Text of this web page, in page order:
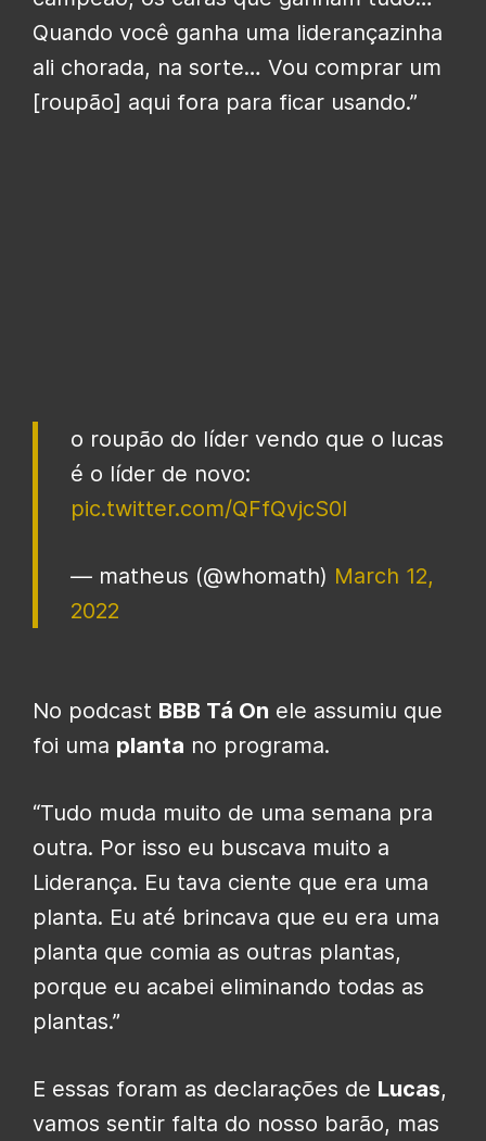
Quando você ganha uma liderançazinha
ali chorada, na sorte… Vou comprar um
[roupão] aqui fora para ficar usando.”
o roupão do líder vendo que o lucas
é o líder de novo:
pic.twitter.com/QFfQvjcS0l
— matheus (@whomath) March 12,
2022
No podcast BBB Tá On ele assumiu que
foi uma planta no programa.
“Tudo muda muito de uma semana pra
outra. Por isso eu buscava muito a
Liderança. Eu tava ciente que era uma
planta. Eu até brincava que eu era uma
planta que comia as outras plantas,
porque eu acabei eliminando todas as
plantas.”
E essas foram as declarações de Lucas,
vamos sentir falta do nosso barão, mas